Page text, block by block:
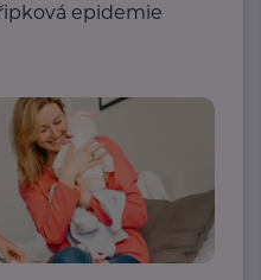
epidemie